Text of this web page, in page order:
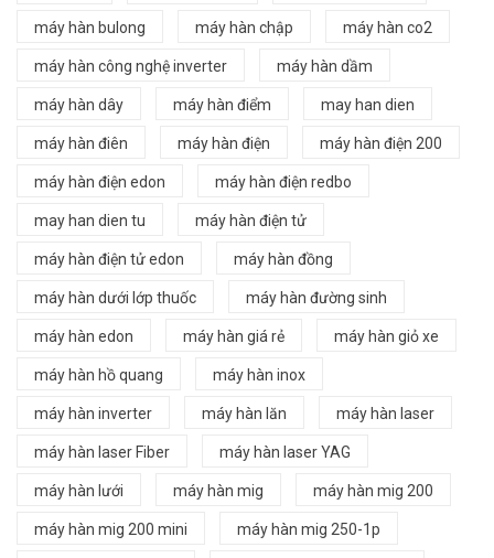
máy hàn bulong máy hàn chập máy hàn co2
máy hàn công nghệ inverter máy hàn dầm
máy hàn dây máy hàn điểm may han dien
máy hàn điên máy hàn điện máy hàn điện 200
máy hàn điện edon máy hàn điện redbo
may han dien tu máy hàn điện tử
máy hàn điện tử edon máy hàn đồng
máy hàn dưới lớp thuốc máy hàn đường sinh
máy hàn edon máy hàn giá rẻ máy hàn giỏ xe
máy hàn hồ quang máy hàn inox
máy hàn inverter máy hàn lăn máy hàn laser
máy hàn laser Fiber máy hàn laser YAG
máy hàn lưới máy hàn mig máy hàn mig 200
máy hàn mig 200 mini máy hàn mig 250-1p